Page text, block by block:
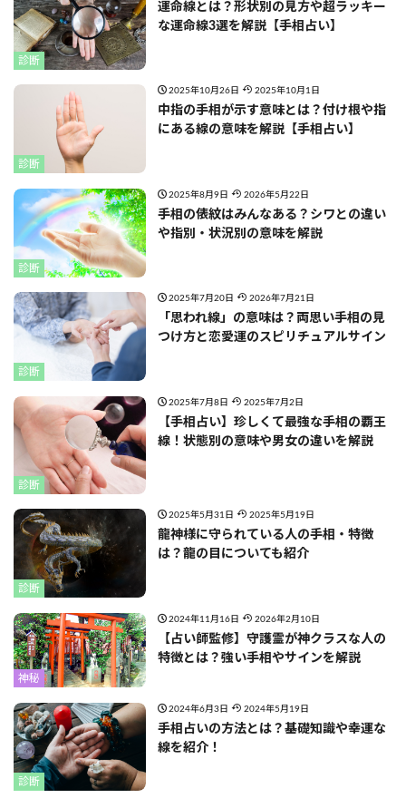
診断
運命線とは？形状別の見方や超ラッキー
な運命線3選を解説【手相占い】
診断
2025年10月26日 2025年10月1日
中指の手相が示す意味とは？付け根や指
にある線の意味を解説【手相占い】
診断
2025年8月9日 2026年5月22日
手相の俵紋はみんなある？シワとの違い
や指別・状況別の意味を解説
診断
2025年7月20日 2026年7月21日
「思われ線」の意味は？両思い手相の見
つけ方と恋愛運のスピリチュアルサイン
診断
2025年7月8日 2025年7月2日
【手相占い】珍しくて最強な手相の覇王
線！状態別の意味や男女の違いを解説
診断
2025年5月31日 2025年5月19日
龍神様に守られている人の手相・特徴
は？龍の目についても紹介
神秘
2024年11月16日 2026年2月10日
【占い師監修】守護霊が神クラスな人の
特徴とは？強い手相やサインを解説
診断
2024年6月3日 2024年5月19日
手相占いの方法とは？基礎知識や幸運な
線を紹介！